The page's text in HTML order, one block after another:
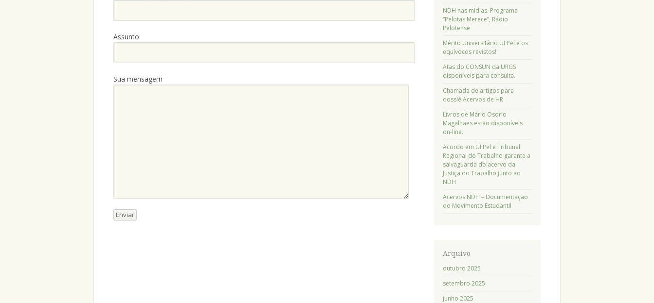
Assunto
Sua mensagem
NDH nas mídias. Programa
“Pelotas Merece”, Rádio
Pelotense
Mérito Universitário UFPel e os
equívocos revistos!
Atas do CONSUN da URGS
disponíveis para consulta.
Chamada de artigos para
dossiê Acervos de HR
Livros de Mário Osorio
Magalhaes estão disponíveis
on-line.
Acordo em UFPel e Tribunal
Regional do Trabalho garante a
salvaguarda do acervo da
Justiça do Trabalho junto ao
NDH
Acervos NDH – Documentação
do Movimento Estudantil
Arquivo
outubro 2025
setembro 2025
junho 2025